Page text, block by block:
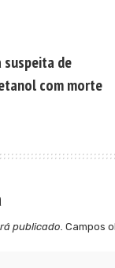
suspeita de
com morte
publicado. Campos